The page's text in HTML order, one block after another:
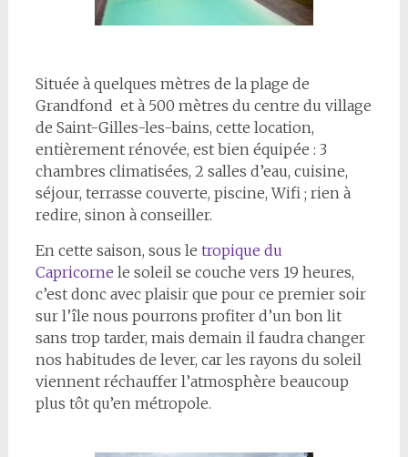
Située à quelques mètres de la plage de
Grandfond et à 500 mètres du centre du village
de Saint-Gilles-les-bains, cette location,
entièrement rénovée, est bien équipée : 3
chambres climatisées, 2 salles d’eau, cuisine,
séjour, terrasse couverte, piscine, Wifi ; rien à
redire, sinon à conseiller.
En cette saison, sous le tropique du
Capricorne le soleil se couche vers 19 heures,
c’est donc avec plaisir que pour ce premier soir
sur l’île nous pourrons profiter d’un bon lit
sans trop tarder, mais demain il faudra changer
nos habitudes de lever, car les rayons du soleil
viennent réchauffer l’atmosphère beaucoup
plus tôt qu’en métropole.